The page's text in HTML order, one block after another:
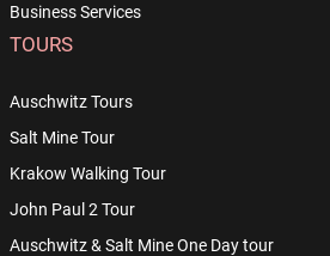
Business Services
TOURS
Auschwitz Tours
Salt Mine Tour
Krakow Walking Tour
John Paul 2 Tour
Auschwitz & Salt Mine One Day tour